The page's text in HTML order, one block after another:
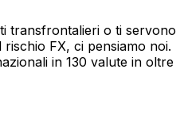
transfrontalieri o ti servono
FX, ci pensiamo noi.
in 130 valute in oltre